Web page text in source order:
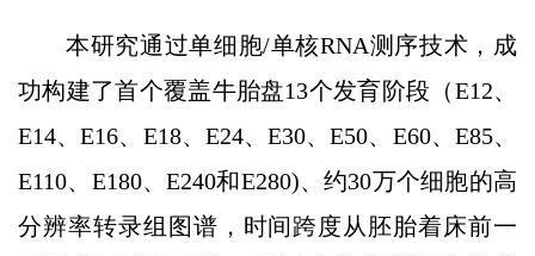
本研究通过单细胞/单核RNA测序技术，成
功构建了首个覆盖牛胎盘13个发育阶段（E12、
E14、E16、E18、E24、E30、E50、E60、E85、
E110、E180、E240和E280)、约30万个细胞的高
分辨率转录组图谱，时间跨度从胚胎着床前一